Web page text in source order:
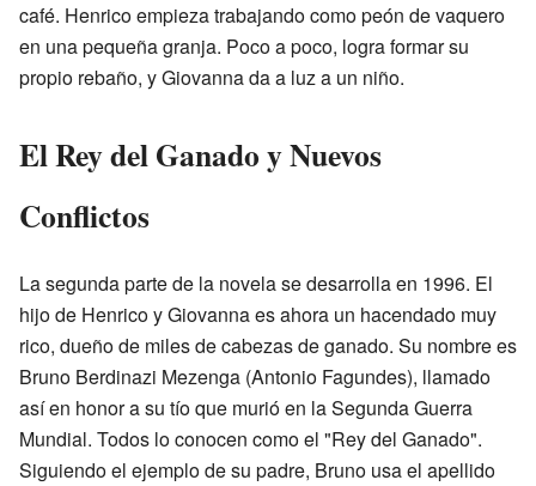
café. Henrico empieza trabajando como peón de vaquero
en una pequeña granja. Poco a poco, logra formar su
propio rebaño, y Giovanna da a luz a un niño.
El Rey del Ganado y Nuevos
Conflictos
La segunda parte de la novela se desarrolla en 1996. El
hijo de Henrico y Giovanna es ahora un hacendado muy
rico, dueño de miles de cabezas de ganado. Su nombre es
Bruno Berdinazi Mezenga (Antonio Fagundes), llamado
así en honor a su tío que murió en la Segunda Guerra
Mundial. Todos lo conocen como el "Rey del Ganado".
Siguiendo el ejemplo de su padre, Bruno usa el apellido